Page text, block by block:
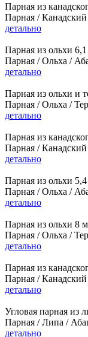
Парная из
Парная /
детально
Парная из ольхи
Парная / Ольха /
детально
Парная из ольхи и
Парная / Ольха /
детально
Парная из
Парная /
детально
Парная из ольхи
Парная / Ольха /
детально
Парная из ольхи 8
Парная / Ольха /
детально
Парная из
Парная /
детально
Угловая парная из
Парная / Липа /
детально